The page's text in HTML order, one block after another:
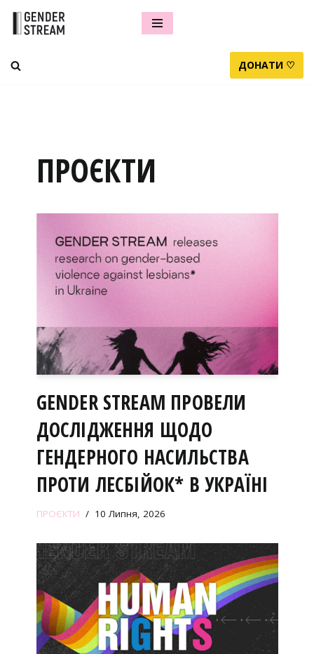
Перейти
вмісту
ДОНАТИ ♡
ПРОЄКТИ
GENDER STREAM ПРОВЕЛИ
ДОСЛІДЖЕННЯ ЩОДО
ГЕНДЕРНОГО НАСИЛЬСТВА
ПРОТИ ЛЕСБІЙОК* В УКРАЇНІ
ПРОЄКТИ 10 Липня, 2026